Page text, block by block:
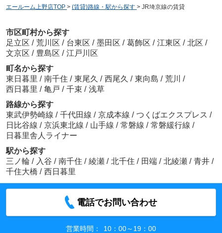
エールーム上野店TOP > (賃貸)路線・駅から探す > JR埼京線の賃貸
市区町村から探す
足立区 / 荒川区 / 台東区 / 墨田区 / 葛飾区 / 江東区 / 北区 /
文京区 / 豊島区 / 江戸川区
町名から探す
東日暮里 / 南千住 / 東尾久 / 西尾久 / 東向島 / 荒川 /
西日暮里 / 亀戸 / 千束 / 浅草
路線から探す
東武伊勢崎線 / 千代田線 / 京成本線 / つくばエクスプレス /
日比谷線 / 京浜東北線 / 山手線 / 常磐線 / 常磐緩行線 /
日暮里舎人ライナー
駅から探す
三ノ輪 / 入谷 / 南千住 / 綾瀬 / 北千住 / 田端 / 北綾瀬 / 青井 /
千住大橋 / 西日暮里
電話でお問い合わせ
営業時間： 10：00～19：00